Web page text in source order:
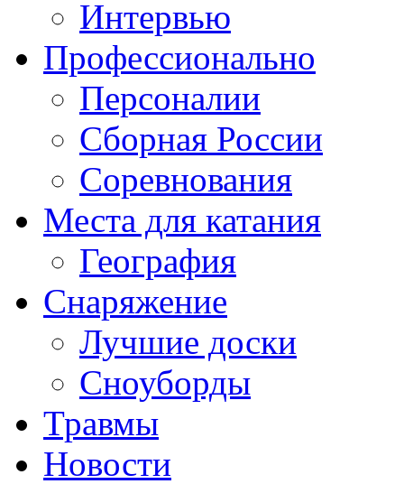
Интервью
Профессионально
Персоналии
Сборная России
Соревнования
Места для катания
География
Снаряжение
Лучшие доски
Сноуборды
Травмы
Новости